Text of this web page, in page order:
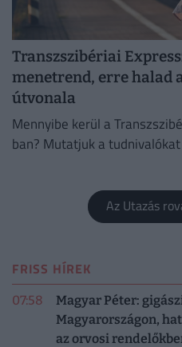
Transzszibériai
menetrend, erre halad
útvonala
Mennyibe kerül a
ban? Mutatjuk a
Az Utazás
FRISS HÍREK
07:58
Magyar Péter:
Magyarországon,
az orvosi